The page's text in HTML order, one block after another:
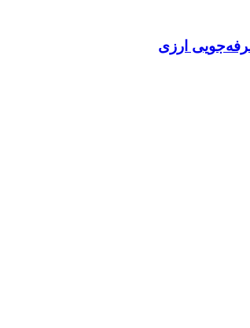
ارزی